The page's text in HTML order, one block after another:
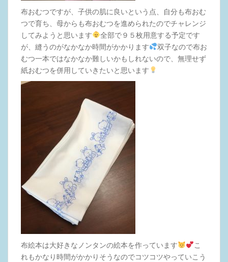
布おむつですが、子供の肌に良いという点、自分も布おむ
つで育ち、母からも布おむつを進められたのでチャレンジ
してみようと思います
全部で９５枚用意する予定です
が、縫うのがなかなか時間がかかります
双子なので布お
むつ一本ではなかなか難しいかもしれないので、無理せず
紙おむつを併用していきたいと思います
布絵本は大好きなノンタンの絵本を作っています
こ
れもかなり時間がかかりそうなのでコツコツやっていこう